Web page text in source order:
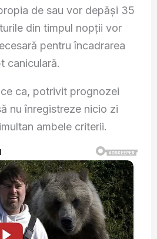
de sau vor depăși 35
din timpul nopții vor
pentru încadrarea
caniculară.
ca, potrivit prognozei
nu înregistreze nicio zi
ambele criterii.